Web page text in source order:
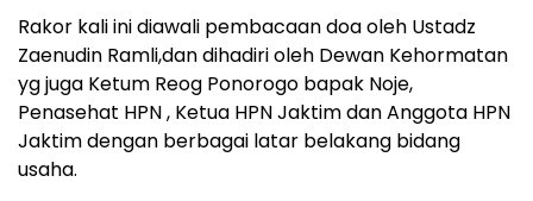
Rakor kali ini diawali pembacaan doa oleh Ustadz
Zaenudin Ramli,dan dihadiri oleh Dewan Kehormatan
yg juga Ketum Reog Ponorogo bapak Noje,
Penasehat HPN , Ketua HPN Jaktim dan Anggota HPN
Jaktim dengan berbagai latar belakang bidang
usaha.